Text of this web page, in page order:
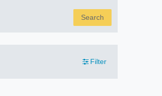
Search
Filter